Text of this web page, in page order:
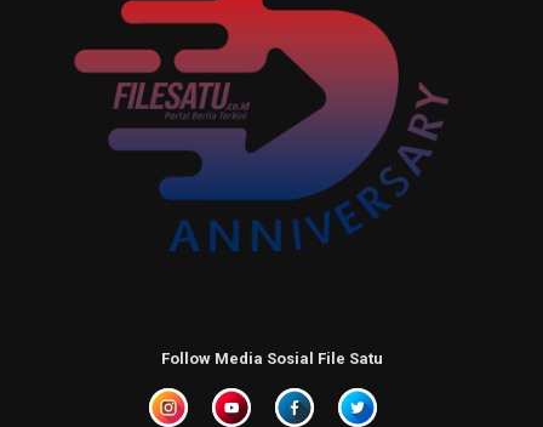
Follow Media Sosial File Satu